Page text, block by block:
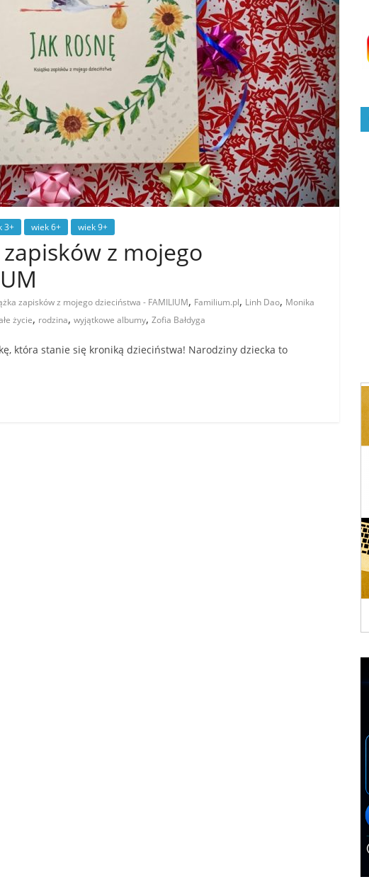
3+ wiek 6+ wiek 9+
zapisków z mojego
zapisków z mojego dzieciństwa - FAMILIUM, Familium.pl, Linh Dao, Monika
życie, rodzina, wyjątkowe albumy, Zofia Bałdyga
która stanie się kroniką dzieciństwa! Narodziny dziecka to